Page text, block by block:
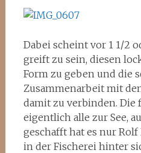
Dabei scheint vor 1 1/2
greift zu sein, diesen
Form zu geben und die
Zusammenarbeit mit
damit zu verbinden.
eigentlich alle zur See,
geschafft hat es nur Rolf
in der Fischerei hinter